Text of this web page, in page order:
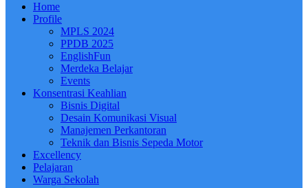
Home
Profile
MPLS 2024
PPDB 2025
EnglishFun
Merdeka Belajar
Events
Konsentrasi Keahlian
Bisnis Digital
Desain Komunikasi Visual
Manajemen Perkantoran
Teknik dan Bisnis Sepeda Motor
Excellency
Pelajaran
Warga Sekolah